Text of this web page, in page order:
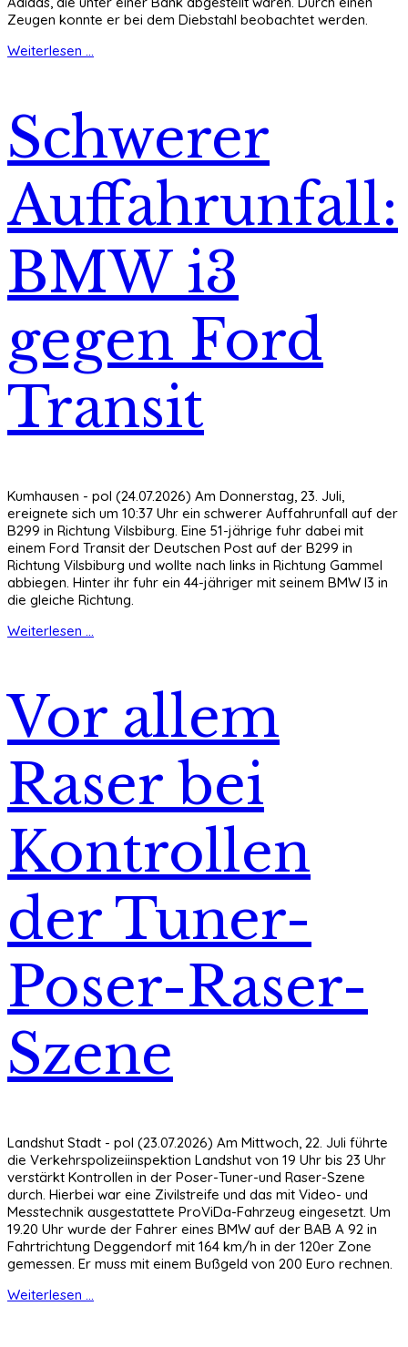
Zeugen konnte er bei dem Diebstahl beobachtet werden.
Weiterlesen ...
Schwerer
Auffahrunfall:
BMW i3
gegen Ford
Transit
Kumhausen - pol (24.07.2026) Am Donnerstag, 23. Juli,
ereignete sich um 10:37 Uhr ein schwerer Auffahrunfall auf der
B299 in Richtung Vilsbiburg. Eine 51-jährige fuhr dabei mit
einem Ford Transit der Deutschen Post auf der B299 in
Richtung Vilsbiburg und wollte nach links in Richtung Gammel
abbiegen. Hinter ihr fuhr ein 44-jähriger mit seinem BMW I3 in
die gleiche Richtung.
Weiterlesen ...
Vor allem
Raser bei
Kontrollen
der Tuner-
Poser-Raser-
Szene
Landshut Stadt - pol (23.07.2026) Am Mittwoch, 22. Juli führte
die Verkehrspolizeiinspektion Landshut von 19 Uhr bis 23 Uhr
verstärkt Kontrollen in der Poser-Tuner-und Raser-Szene
durch. Hierbei war eine Zivilstreife und das mit Video- und
Messtechnik ausgestattete ProViDa-Fahrzeug eingesetzt. Um
19.20 Uhr wurde der Fahrer eines BMW auf der BAB A 92 in
Fahrtrichtung Deggendorf mit 164 km/h in der 120er Zone
gemessen. Er muss mit einem Bußgeld von 200 Euro rechnen.
Weiterlesen ...